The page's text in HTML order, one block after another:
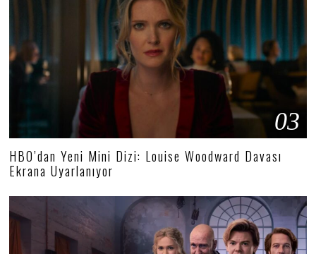
03
HBO’dan Yeni Mini Dizi: Louise Woodward Davası
Ekrana Uyarlanıyor